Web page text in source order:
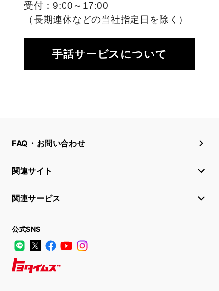
受付：9:00～17:00
（長期連休などの当社指定日を除く）
手話サービスについて
FAQ・お問い合わせ
関連サイト
関連サービス
公式SNS
LINE
X FacebookYouTube